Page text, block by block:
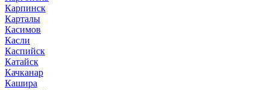
Карпинск
Карталы
Касимов
Касли
Каспийск
Катайск
Качканар
Кашира